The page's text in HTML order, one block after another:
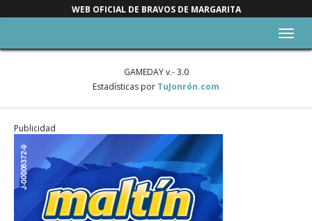
WEB OFICIAL DE BRAVOS DE MARGARITA
GAMEDAY v.- 3.0
Estadísticas por TuJonrón.com
Publicidad